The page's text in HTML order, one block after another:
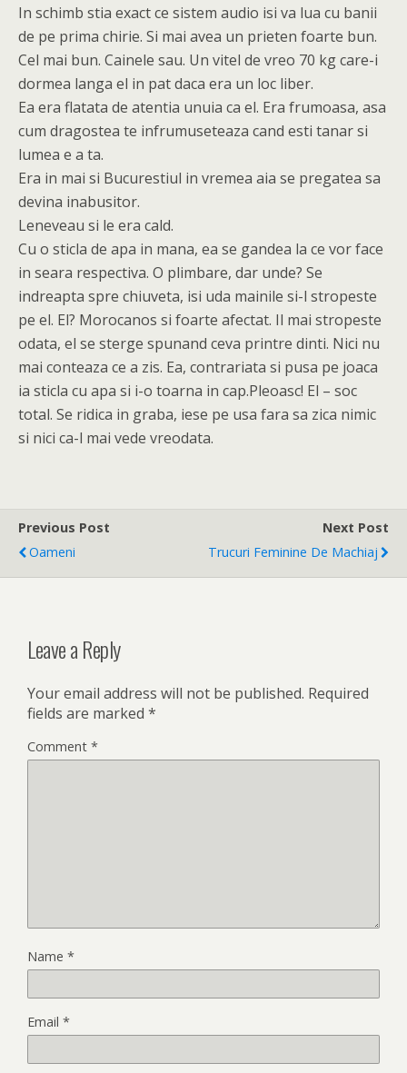
In schimb stia exact ce sistem audio isi va lua cu banii
de pe prima chirie. Si mai avea un prieten foarte bun.
Cel mai bun. Cainele sau. Un vitel de vreo 70 kg care-i
dormea langa el in pat daca era un loc liber.
Ea era flatata de atentia unuia ca el. Era frumoasa, asa
cum dragostea te infrumuseteaza cand esti tanar si
lumea e a ta.
Era in mai si Bucurestiul in vremea aia se pregatea sa
devina inabusitor.
Leneveau si le era cald.
Cu o sticla de apa in mana, ea se gandea la ce vor face
in seara respectiva. O plimbare, dar unde? Se
indreapta spre chiuveta, isi uda mainile si-l stropeste
pe el. El? Morocanos si foarte afectat. Il mai stropeste
odata, el se sterge spunand ceva printre dinti. Nici nu
mai conteaza ce a zis. Ea, contrariata si pusa pe joaca
ia sticla cu apa si i-o toarna in cap.Pleoasc! El – soc
total. Se ridica in graba, iese pe usa fara sa zica nimic
si nici ca-l mai vede vreodata.
Previous Post
Oameni
Next Post
Trucuri Feminine De Machiaj
Leave a Reply
Your email address will not be published. Required
fields are marked *
Comment *
Name *
Email *